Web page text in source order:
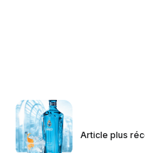
Article plus